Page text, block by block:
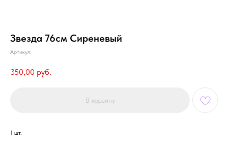
Звезда 76см Сиреневый
Артикул:
350,00 руб.
В корзину
1 шт.